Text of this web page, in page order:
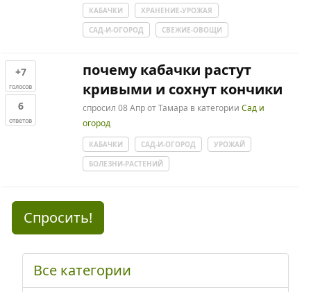
КАБАЧКИ
ХРАНЕНИЕ-УРОЖАЯ
САД-И-ОГОРОД
СВЕЖИЕ-ОВОЩИ
+7
голосов
6
ответов
почему кабачки растут
кривыми и сохнут кончики
спросил 08 Апр отТамара в категории Сад и
огород
КАБАЧКИ САД-И-ОГОРОД
УРОЖАЙ
БОЛЕЗНИ-РАСТЕНИЙ
Спросить!
Все категории